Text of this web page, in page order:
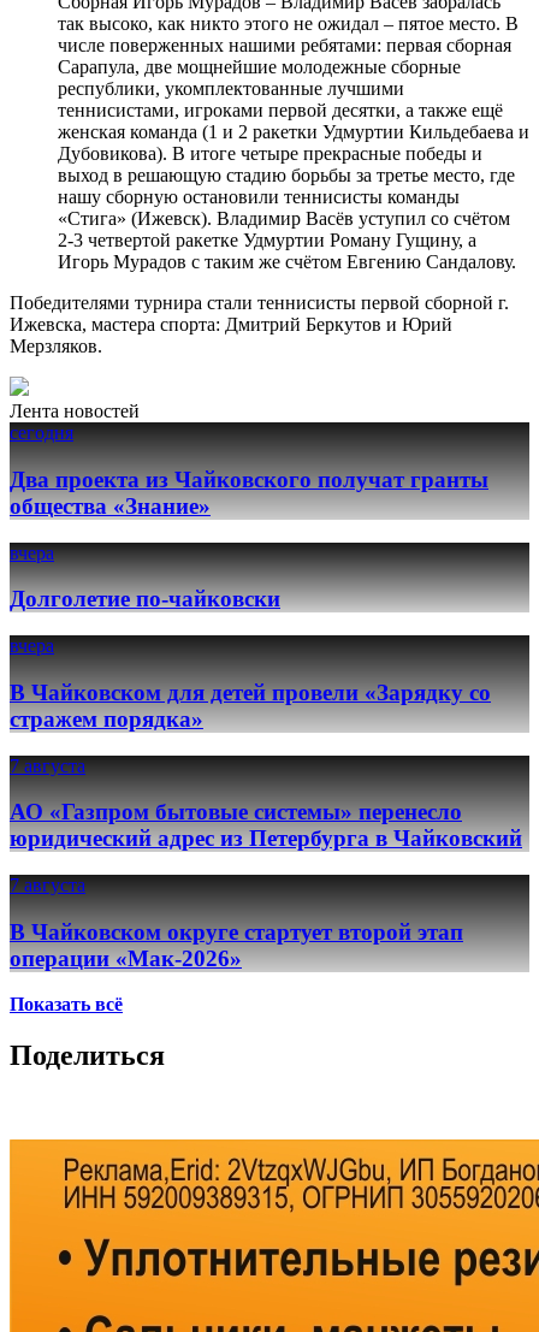
так высоко, как никто этого не ожидал – пятое место. В
числе поверженных нашими ребятами: первая сборная
Сарапула, две мощнейшие молодежные сборные
республики, укомплектованные лучшими
теннисистами, игроками первой десятки, а также ещё
женская команда (1 и 2 ракетки Удмуртии Кильдебаева и
Дубовикова). В итоге четыре прекрасные победы и
выход в решающую стадию борьбы за третье место, где
нашу сборную остановили теннисисты команды
«Стига» (Ижевск). Владимир Васёв уступил со счётом
2-3 четвертой ракетке Удмуртии Роману Гущину, а
Игорь Мурадов с таким же счётом Евгению Сандалову.
Победителями турнира стали теннисисты первой сборной г.
Ижевска, мастера спорта: Дмитрий Беркутов и Юрий
Мерзляков.
Лента новостей
сегодня
Два проекта из Чайковского получат гранты
общества «Знание»
вчера
Долголетие по-чайковски
вчера
В Чайковском для детей провели «Зарядку со
стражем порядка»
7 августа
АО «Газпром бытовые системы» перенесло
юридический адрес из Петербурга в Чайковский
7 августа
В Чайковском округе стартует второй этап
операции «Мак-2026»
Показать всё
Поделиться